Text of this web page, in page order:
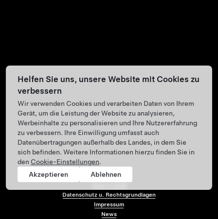
Menü-Fußzeile
Datenschutz u. Rechtsgrundlagen
Impressum
News
Helfen Sie uns, unsere Website mit Cookies zu
verbessern
Wir verwenden Cookies und verarbeiten Daten von Ihrem
Gerät, um die Leistung der Website zu analysieren,
Werbeinhalte zu personalisieren und Ihre Nutzererfahrung
zu verbessern. Ihre Einwilligung umfasst auch
Datenübertragungen außerhalb des Landes, in dem Sie
sich befinden. Weitere Informationen hierzu finden Sie in
den Cookie-Einstellungen.
Akzeptieren
Ablehnen